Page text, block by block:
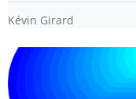
Kévin Girard